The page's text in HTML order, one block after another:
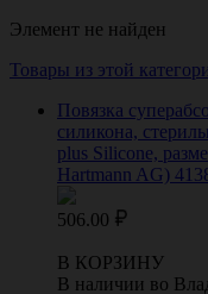
Элемент не найден
Товары из этой
Повязка
силикона,
plus Silicone,
Hartmann AG)
506.00
В КОРЗИНУ
В наличии во